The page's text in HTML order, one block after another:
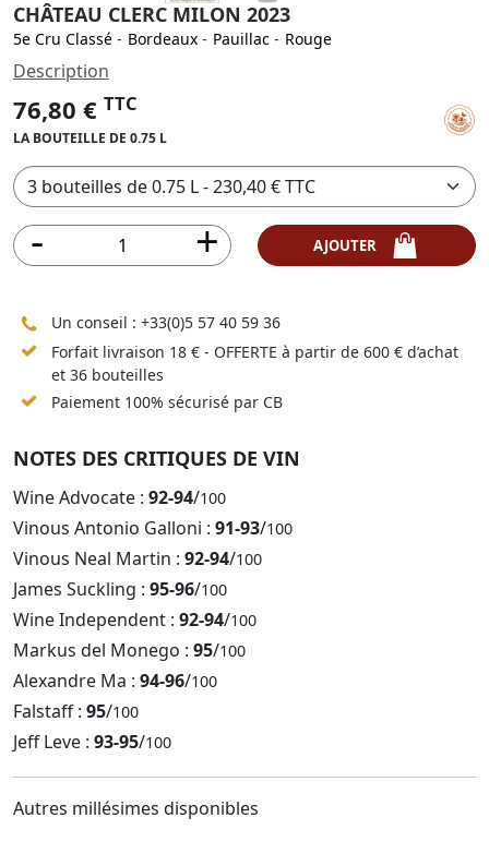
CHÂTEAU CLERC MILON 2023
5e Cru Classé - Bordeaux - Pauillac - Rouge
Description
76,80 € TTC
LA BOUTEILLE DE 0.75 L
Un conseil : +33(0)5 57 40 59 36
Forfait livraison 18 € - OFFERTE à partir de 600 € d’achat
et 36 bouteilles
Paiement 100% sécurisé par CB
NOTES DES CRITIQUES DE VIN
Wine Advocate : 92-94/100
Vinous Antonio Galloni : 91-93/100
Vinous Neal Martin : 92-94/100
James Suckling : 95-96/100
Wine Independent : 92-94/100
Markus del Monego : 95/100
Alexandre Ma : 94-96/100
Falstaff : 95/100
Jeff Leve : 93-95/100
Autres millésimes disponibles